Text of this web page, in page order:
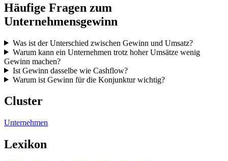
Häufige Fragen zum
Unternehmensgewinn
Was ist der Unterschied zwischen Gewinn und Umsatz?
Warum kann ein Unternehmen trotz hoher Umsätze wenig
Gewinn machen?
Ist Gewinn dasselbe wie Cashflow?
Warum ist Gewinn für die Konjunktur wichtig?
Cluster
Unternehmen
Lexikon